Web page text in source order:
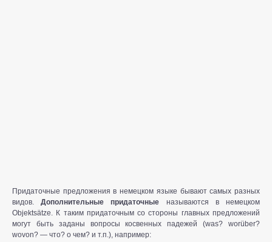
Придаточные предложения в немецком языке бывают самых разных
видов.Дополнительные придаточные называются в немецком
Objektsätze. К таким придаточным со стороны главных предложений
могут быть заданы вопросы косвенных падежей (was? worüber?
wovon? — что? о чем? и т.п.), например: